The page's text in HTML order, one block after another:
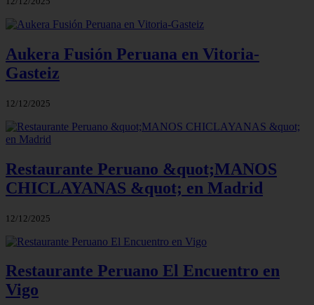
Aukera Fusión Peruana en Vitoria-
Gasteiz
12/12/2025
Restaurante Peruano &quot;MANOS
CHICLAYANAS &quot; en Madrid
12/12/2025
Restaurante Peruano El Encuentro en
Vigo